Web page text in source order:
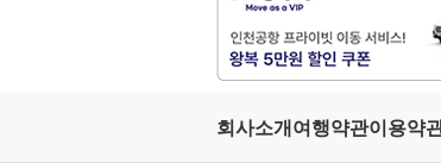
회사소개 여행약관이용약